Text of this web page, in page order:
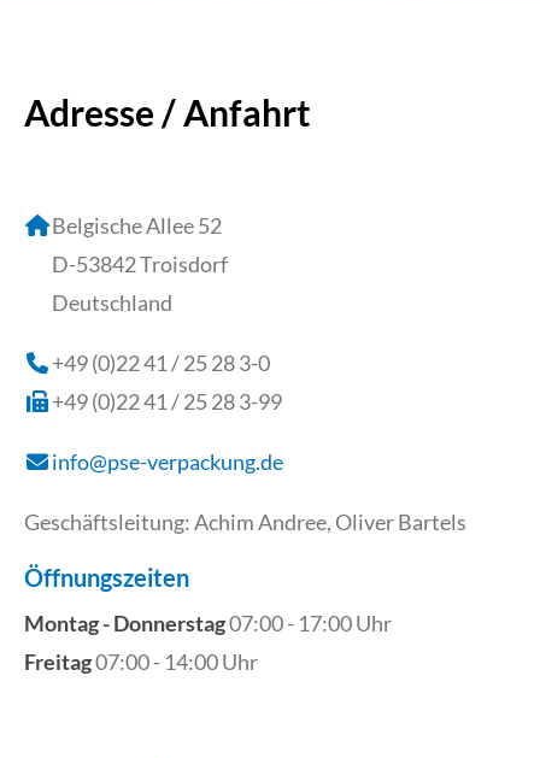
Adresse / Anfahrt
Belgische Allee 52
D-53842 Troisdorf
Deutschland
+49 (0)22 41 / 25 28 3-0
+49 (0)22 41 / 25 28 3-99
info@pse-verpackung.de
Geschäftsleitung: Achim Andree, Oliver Bartels
Öffnungszeiten
Montag - Donnerstag07:00 - 17:00 Uhr
Freitag07:00 - 14:00 Uhr